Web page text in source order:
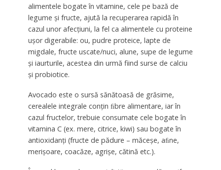
alimentele bogate în vitamine, cele pe bază de
legume şi fructe, ajută la recuperarea rapidă în
cazul unor afecţiuni, la fel ca alimentele cu proteine
uşor digerabile: ou, pudre proteice, lapte de
migdale, fructe uscate/nuci, alune, supe de legume
şi iaurturile, acestea din urmă fiind surse de calciu
şi probiotice.
Avocado este o sursă sănătoasă de grăsime,
cerealele integrale conţin ﬁbre alimentare, iar în
cazul fructelor, trebuie consumate cele bogate în
vitamina C (ex. mere, citrice, kiwi) sau bogate în
antioxidanţi (fructe de pădure – măceşe, aﬁne,
merişoare, coacăze, agrişe, cătină etc.).